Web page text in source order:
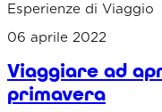
Esperienze di Viaggio
06 aprile 2022
Viaggiare ad
primavera